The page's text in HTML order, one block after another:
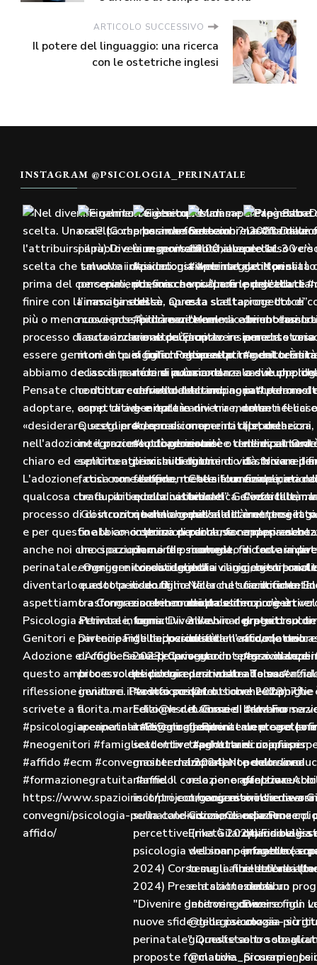
ARTICOLO SUCCESSIVO
Il potere del linguaggio: una ricerca
con le ostetriche inglesi
INSTAGRAM @PSICOLOGIA_PERINATALE